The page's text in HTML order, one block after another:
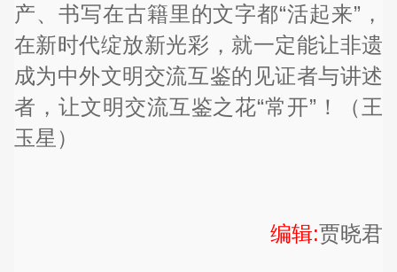
产、书写在古籍里的文字都“活起来”，
在新时代绽放新光彩，就一定能让非遗
成为中外文明交流互鉴的见证者与讲述
者，让文明交流互鉴之花“常开”！（王
玉星）
编辑:贾晓君